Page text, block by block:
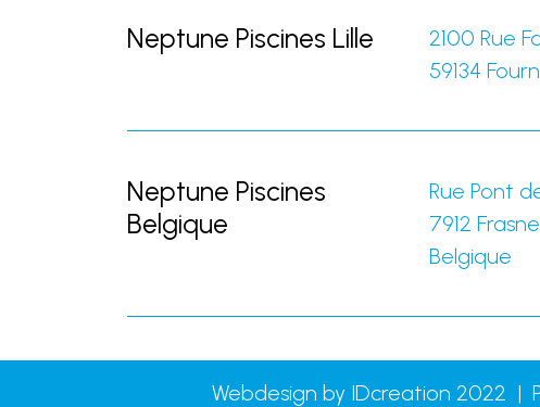
Neptune Piscines Lille
2100 Rue
59134
Neptune Piscines
Belgique
Rue Pont
7912
Belgique
Webdesign by IDcreation 2022